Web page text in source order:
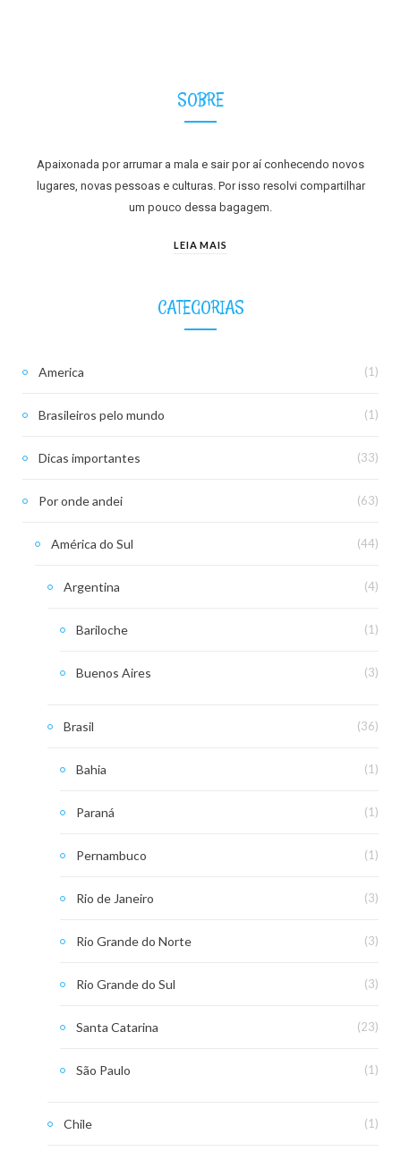
SOBRE
Apaixonada por arrumar a mala e sair por aí conhecendo novos
lugares, novas pessoas e culturas. Por isso resolvi compartilhar
um pouco dessa bagagem.
LEIA MAIS
CATEGORIAS
America (1)
Brasileiros pelo mundo (1)
Dicas importantes (33)
Por onde andei (63)
América do Sul (44)
Argentina (4)
Bariloche (1)
Buenos Aires (3)
Brasil (36)
Bahia (1)
Paraná (1)
Pernambuco (1)
Rio de Janeiro (3)
Rio Grande do Norte (3)
Rio Grande do Sul (3)
Santa Catarina (23)
São Paulo (1)
Chile (1)